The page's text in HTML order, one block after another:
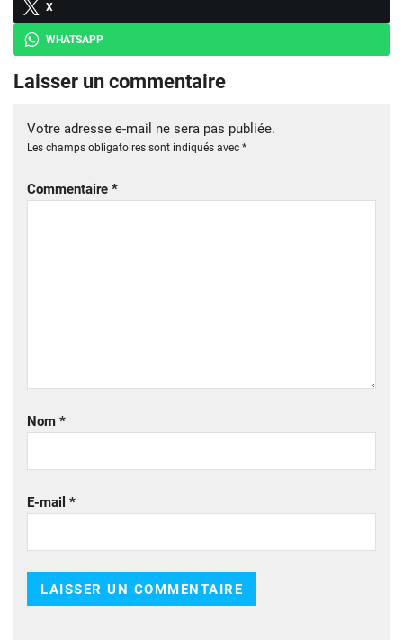
X
WHATSAPP
Laisser un commentaire
Votre adresse e-mail ne sera pas publiée.
Les champs obligatoires sont indiqués avec *
Commentaire *
Nom *
E-mail *